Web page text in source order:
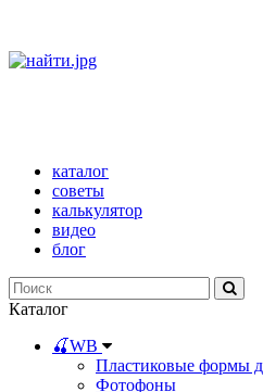
каталог
советы
калькулятор
видео
блог
Каталог
🍒WB
Пластиковые формы
Фотофоны